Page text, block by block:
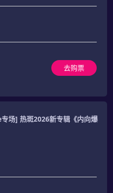
去购票
专场] 热斑2026新专辑《内向爆